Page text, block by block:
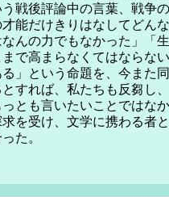
う戦後評論中の言葉、戦争
能だけきりはなしてどん
んの力でもなかった」「
で高まらなくてはならな
」という命題を、今また
とすれば、私たちも反芻し
とも言いたいことではな
を受け、文学に携わる者
た。